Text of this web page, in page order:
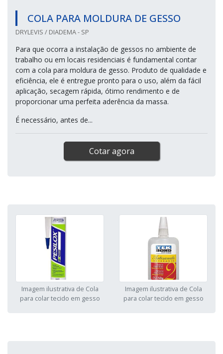
COLA PARA MOLDURA DE GESSO
DRYLEVIS / DIADEMA - SP
Para que ocorra a instalação de gessos no ambiente de
trabalho ou em locais residenciais é fundamental contar
com a cola para moldura de gesso. Produto de qualidade e
eficiência, ele é entregue pronto para o uso, além da fácil
aplicação, secagem rápida, ótimo rendimento e de
proporcionar uma perfeita aderência da massa.
É necessário, antes de...
Cotar agora
Imagem ilustrativa de Cola
para colar tecido em gesso
Imagem ilustrativa de Cola
para colar tecido em gesso